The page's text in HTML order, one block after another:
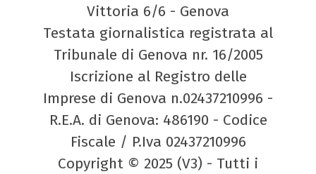
Vittoria 6/6 - Genova
Testata giornalistica registrata al
Tribunale di Genova nr. 16/2005
Iscrizione al Registro delle
Imprese di Genova n.02437210996 -
R.E.A. di Genova: 486190 - Codice
Fiscale / P.Iva 02437210996
Copyright © 2025 (V3) - Tutti i